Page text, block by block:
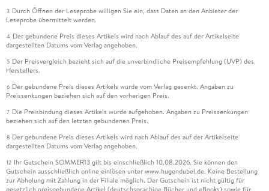
3 Durch Öffnen der Leseprobe willigen Sie ein, dass Daten an den Anbieter der
Leseprobe übermittelt werden.
4 Der gebundene Preis dieses Artikels wird nach Ablauf des auf der Artikelseite
dargestellten Datums vom Verlag angehoben.
5 Der Preisvergleich bezieht sich auf die unverbindliche Preisempfehlung (UVP) des
Herstellers.
6 Der gebundene Preis dieses Artikels wurde vom Verlag gesenkt. Angaben zu
Preissenkungen beziehen sich auf den vorherigen Preis.
7 Die Preisbindung dieses Artikels wurde aufgehoben. Angaben zu Preissenkungen
beziehen sich auf den letzten gebundenen Preis.
8 Der gebundene Preis dieses Artikels wird nach Ablauf des auf der Artikelseite
dargestellten Datums vom Verlag angehoben.
12 Ihr Gutschein SOMMER13 gilt bis einschließlich 10.08.2026. Sie können den
Gutschein ausschließlich online einlösen unter www.hugendubel.de. Keine Bestellung
zur Abholung mit Zahlung in der Filiale möglich. Der Gutschein ist nicht gültig für
gesetzlich preisgebundene Artikel (deutschsprachige Bücher und eBooks) sowie für